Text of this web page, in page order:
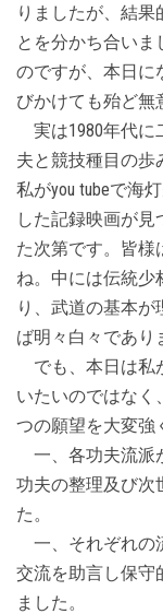
りましたが、結果
とを分かち合いま
のですが、本日に
びかけても殆ど無
実は1980年代に
夫と競技種目の歩
私がyou tubeで海
した記録映画が見
た次第です。皆様
ね。中には伝統少
り、武道の基本
ば明々白々であり
でも、本日は私
いたいのではなく
つの願望を大変強
一、各功夫流派
功夫の整理及び次
た。
一、それぞれの
交流を助言し保守
ました。